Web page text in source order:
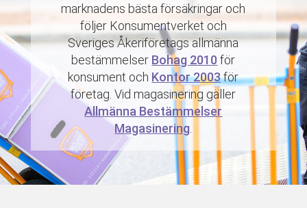
marknadens bästa försäkringar och
följer Konsumentverket och
Sveriges Åkeriföretags allmänna
bestämmelser Bohag 2010 för
konsument och Kontor 2003för
företag. Vid magasinering gäller
Allmänna Bestämmelser
Magasinering